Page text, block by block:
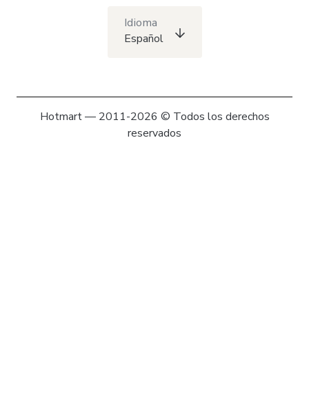
Idioma
Español
Hotmart — 2011-2026 © Todos los derechos
reservados